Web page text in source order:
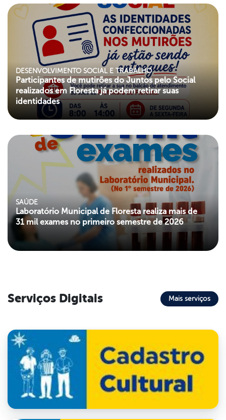
DESENVOLVIMENTO SOCIAL E TRABALHO
Participantes de mutirões do Juntos pelo Social
realizados em Floresta já podem retirar suas
identidades
SAÚDE
Laboratório Municipal de Floresta realiza mais de
31 mil exames no primeiro semestre de 2026
Serviços Digitais Mais serviços